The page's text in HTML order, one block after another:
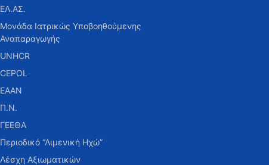
ΕΛ.ΑΣ.
Μονάδα Ιατρικώς Υποβοηθούμενης
Αναπαραγωγής
UNHCR
CEPOL
ΕΑΑΝ
Π.Ν.
ΓΕΕΘΑ
Περιοδικό “Λιμενική Ηχώ”
Λέσχη Αξιωματικών